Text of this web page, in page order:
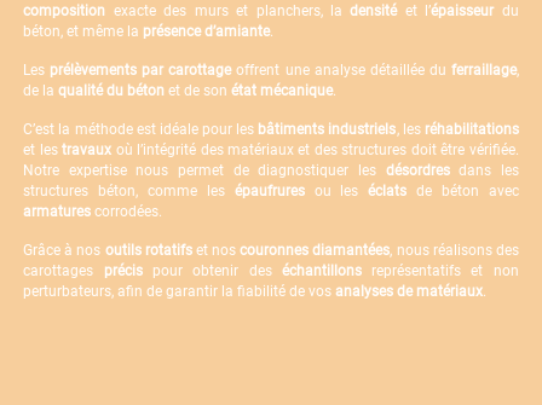
composition exacte des murs et planchers, ladensitéet l’épaisseurdu
béton, et même la présence d’amiante.
Les prélèvements par carottageoffrent une analyse détaillée du ferraillage,
de laqualité du béton et de sonétat mécanique.
C’est la méthode est idéale pour les bâtiments industriels, les réhabilitations
et lestravaux où l’intégrité des matériaux et des structures doit être vérifiée.
Notre expertise nous permet de diagnostiquer les désordresdans les
structures béton, comme les épaufruresou leséclats de béton avec
armatures corrodées.
Grâce à nos outils rotatifset noscouronnes diamantées, nous réalisons des
carottages
précispour obtenir des échantillonsreprésentatifs et non
perturbateurs, afin de garantir la fiabilité de vosanalyses de matériaux.